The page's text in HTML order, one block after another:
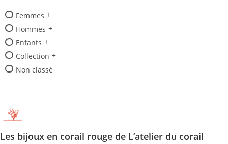
Femmes
Hommes
Enfants
Collection
Non classé
Les bijoux en corail rouge de L’atelier du corail